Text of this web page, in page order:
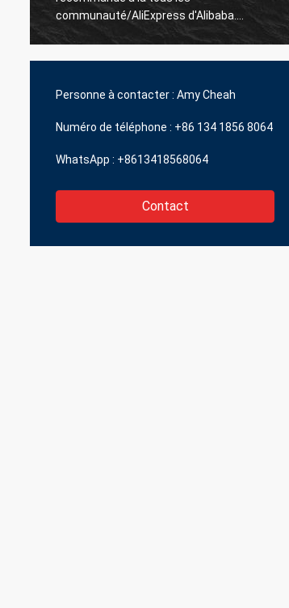
d'Alibaba.
plus d'unités.
Personne à contacter : Amy Cheah
Numéro de téléphone : +86 134 1856 8064
WhatsApp : +8613418568064
Contact